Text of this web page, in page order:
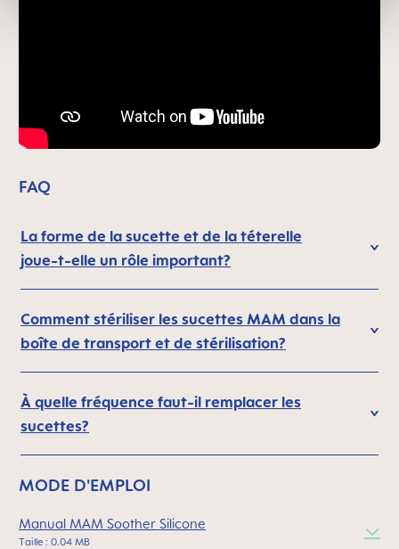
FAQ
La forme de la sucette et de la téterelle
joue-t-elle un rôle important?
Comment stériliser les sucettes MAM dans la
boîte de transport et de stérilisation?
À quelle fréquence faut-il remplacer les
sucettes?
MODE D'EMPLOI
Manual MAM Soother Silicone
Taille : 0.04 MB